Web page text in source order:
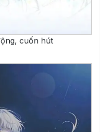
cuốn hút